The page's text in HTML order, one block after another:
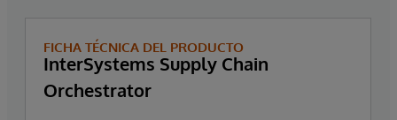
FICHA TÉCNICA DEL PRODUCTO
InterSystems Supply Chain
Orchestrator